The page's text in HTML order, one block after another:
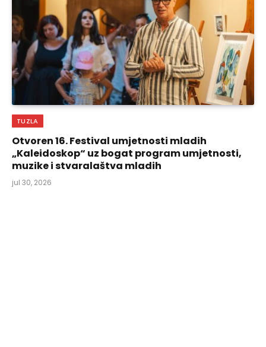
TUZLA
Otvoren 16. Festival umjetnosti mladih
„Kaleidoskop“ uz bogat program umjetnosti,
muzike i stvaralaštva mladih
jul 30, 2026